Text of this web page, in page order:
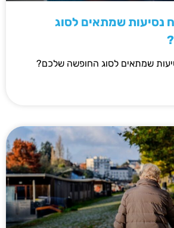
נסיעות שמתאים לסוג
שמתאים לסוג החופשה שלכם?